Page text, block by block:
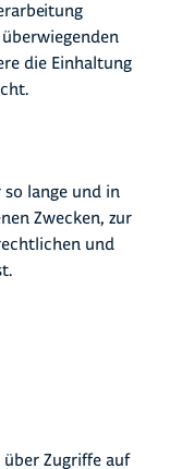
die Einhaltung
lange und in
Zwecken, zur
und
Zugriffe auf